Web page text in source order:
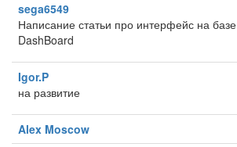
sega6549
Написание статьи про интерфейс на базе
DashBoard
Igor.P
на развитие
Alex Moscow